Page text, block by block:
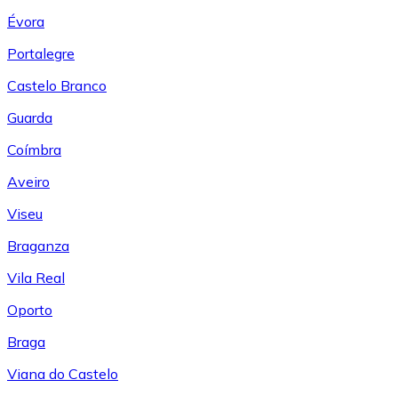
Évora
Portalegre
Castelo Branco
Guarda
Coímbra
Aveiro
Viseu
Braganza
Vila Real
Oporto
Braga
Viana do Castelo